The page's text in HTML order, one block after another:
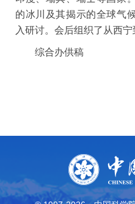
的冰川及其揭示的全球气
入研讨。会后组织了从西
综合办供稿